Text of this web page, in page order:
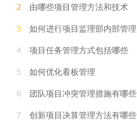
2
由哪些项目管理方法和技术
3
如何进行项目监理部内部管理
4
项目任务管理方式包括哪些
5
如何优化看板管理
6
团队项目冲突管理措施有哪些
7
创新项目决算管理方法有哪些